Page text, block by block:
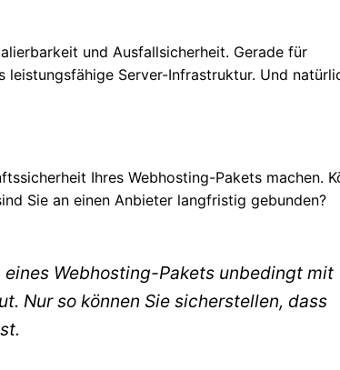
und Ausfallsicherheit. Gerade für
Server-Infrastruktur. Und
Ihres Webhosting-Pakets machen.
Sie an einen Anbieter langfristig gebunden?
Webhosting-Pakets unbedingt mit
Nur so können Sie sicherstellen, dass